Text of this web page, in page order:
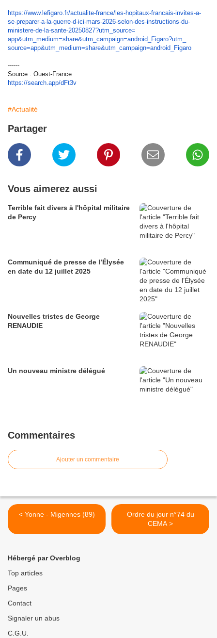
https://www.lefigaro.fr/actualite-france/les-hopitaux-francais-invites-a-
se-preparer-a-la-guerre-d-ici-mars-2026-selon-des-instructions-du-
ministere-de- la-sante-20250827?utm_source=
app&utm_medium=share&utm_ campaign=android_Figaro?utm_
source=app&utm_medium=share&utm_campaign=android_Figaro
------
Source : Ouest-France
https://search.app/dFt3v
#Actualité
Partager
Vous aimerez aussi
Terrible fait divers à l'hôpital militaire
de Percy
Communiqué de presse de l’Élysée
en date du 12 juillet 2025
Nouvelles tristes de George
RENAUDIE
Un nouveau ministre délégué
Commentaires
Ajouter un commentaire
< Yonne - Migennes (89)
Ordre du jour n°74 du
CEMA >
Hébergé par Overblog
Top articles
Pages
Contact
Signaler un abus
C.G.U.